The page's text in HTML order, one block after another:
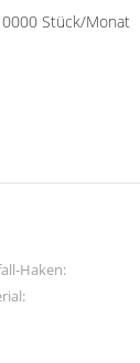
Stück/Monat
Haken: